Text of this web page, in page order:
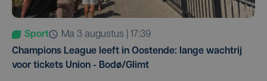
Sport
ma 3 augustus | 17:39
Champions League leeft in Oostende: lange wachtrij
voor tickets Union - Bodø/Glimt